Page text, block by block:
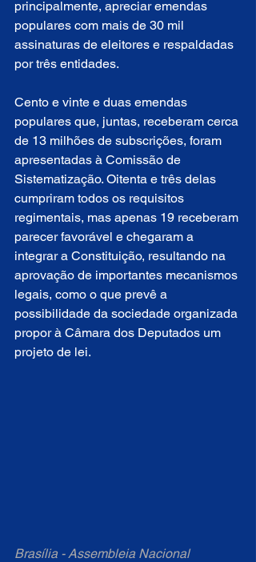
principalmente, apreciar emendas
populares com mais de 30 mil
assinaturas de eleitores e respaldadas
por três entidades.
Cento e vinte e duas emendas
populares que, juntas, receberam cerca
de 13 milhões de subscrições, foram
apresentadas à Comissão de
Sistematização. Oitenta e três delas
cumpriram todos os requisitos
regimentais, mas apenas 19 receberam
parecer favorável e chegaram a
integrar a Constituição, resultando na
aprovação de importantes mecanismos
legais, como o que prevê a
possibilidade da sociedade organizada
propor à Câmara dos Deputados um
projeto de lei.
Brasília - Assembleia Nacional